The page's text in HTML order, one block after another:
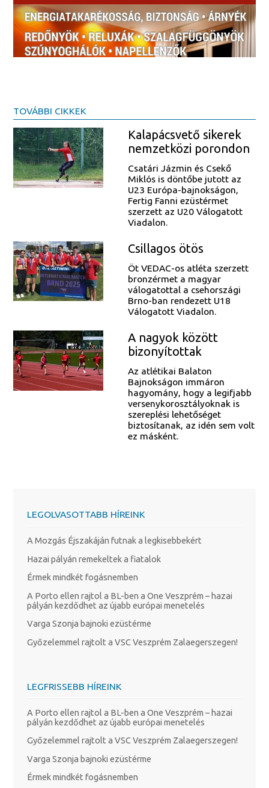
TOVÁBBI CIKKEK
Kalapácsvető sikerek
nemzetközi porondon
Csatári Jázmin és Csekő
Miklós is döntőbe jutott az
U23 Európa-bajnokságon,
Fertig Fanni ezüstérmet
szerzett az U20 Válogatott
Viadalon.
Csillagos ötös
Öt VEDAC-os atléta szerzett
bronzérmet a magyar
válogatottal a csehországi
Brno-ban rendezett U18
Válogatott Viadalon.
A nagyok között
bizonyítottak
Az atlétikai Balaton
Bajnokságon immáron
hagyomány, hogy a legifjabb
versenykorosztályoknak is
szereplési lehetőséget
biztosítanak, az idén sem volt
ez másként.
LEGOLVASOTTABB HÍREINK
A Mozgás Éjszakáján futnak a legkisebbekért
Hazai pályán remekeltek a fiatalok
Érmek mindkét fogásnemben
A Porto ellen rajtol a BL-ben a One Veszprém – hazai
pályán kezdődhet az újabb európai menetelés
Varga Szonja bajnoki ezüstérme
Győzelemmel rajtolt a VSC Veszprém Zalaegerszegen!
LEGFRISSEBB HÍREINK
A Porto ellen rajtol a BL-ben a One Veszprém – hazai
pályán kezdődhet az újabb európai menetelés
Győzelemmel rajtolt a VSC Veszprém Zalaegerszegen!
Varga Szonja bajnoki ezüstérme
Érmek mindkét fogásnemben